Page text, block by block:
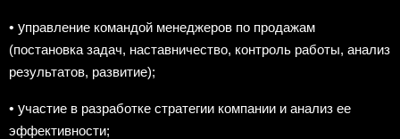
• управление командой менеджеров по продажам
(постановка задач, наставничество, контроль работы, анализ
результатов, развитие);
• участие в разработке стратегии компании и анализ ее
эффективности;